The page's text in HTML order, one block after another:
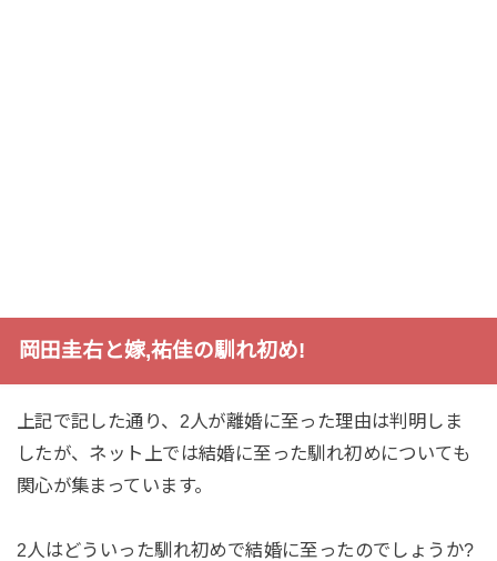
岡田圭右と嫁,祐佳の馴れ初め!
上記で記した通り、2人が離婚に至った理由は判明しま
したが、ネット上では結婚に至った馴れ初めについても
関心が集まっています。
2人はどういった馴れ初めで結婚に至ったのでしょうか?